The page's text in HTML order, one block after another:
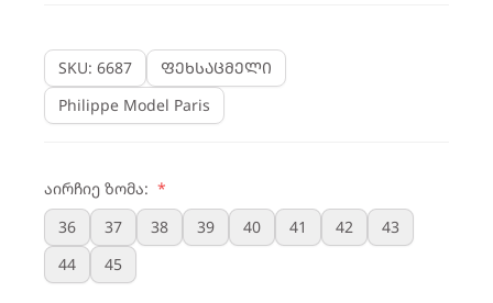
SKU: 6687
ფეხსაცმელი
Philippe Model Paris
აირჩიე ზომა: *
36
37 38 39 40 41 42
43
44
45